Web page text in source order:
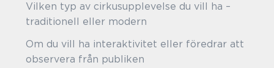
Vilken typ av cirkusupplevelse du vill ha –
traditionell eller modern
Om du vill ha interaktivitet eller föredrar att
observera från publiken